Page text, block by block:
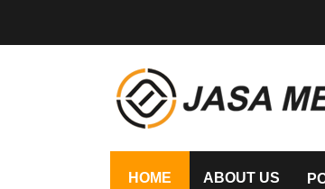
HOME ABOUT US